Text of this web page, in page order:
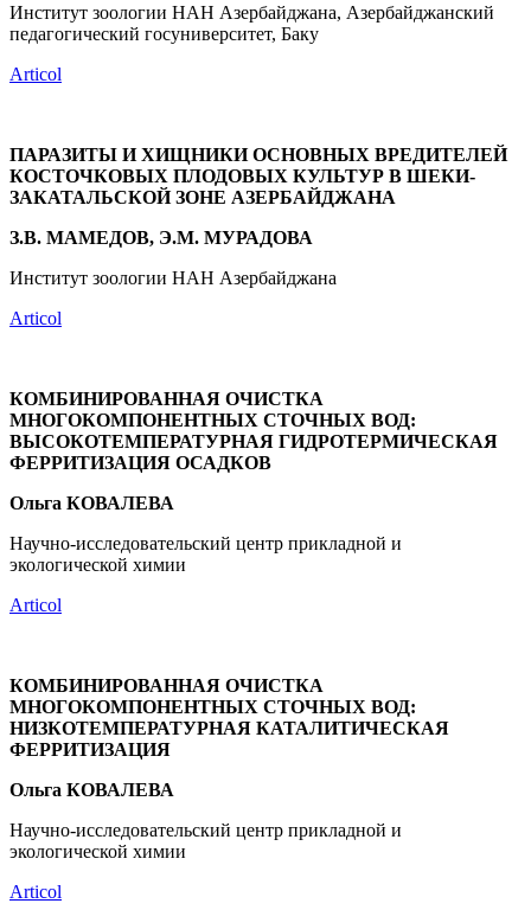
Институт зоологии НАН Азербайджана, Азербайджанский
педагогический госуниверситет, Баку
Articol
ПАРАЗИТЫ И ХИЩНИКИ ОСНОВНЫХ ВРЕДИТЕЛЕЙ
КОСТОЧКОВЫХ ПЛОДОВЫХ КУЛЬТУР В ШЕКИ-
ЗАКАТАЛЬСКОЙ ЗОНЕ АЗЕРБАЙДЖАНА
З.В. МАМЕДОВ, Э.М. МУРАДОВА
Институт зоологии НАН Азербайджана
Articol
КОМБИНИРОВАННАЯ ОЧИСТКА
МНОГОКОМПОНЕНТНЫХ СТОЧНЫХ ВОД:
ВЫСОКОТЕМПЕРАТУРНАЯ ГИДРОТЕРМИЧЕСКАЯ
ФЕРРИТИЗАЦИЯ ОСАДКОВ
Ольга КОВАЛЕВА
Научно-исследовательский центр прикладной и
экологической химии
Articol
КОМБИНИРОВАННАЯ ОЧИСТКА
МНОГОКОМПОНЕНТНЫХ СТОЧНЫХ ВОД:
НИЗКОТЕМПЕРАТУРНАЯ КАТАЛИТИЧЕСКАЯ
ФЕРРИТИЗАЦИЯ
Ольга КОВАЛЕВА
Научно-исследовательский центр прикладной и
экологической химии
Articol